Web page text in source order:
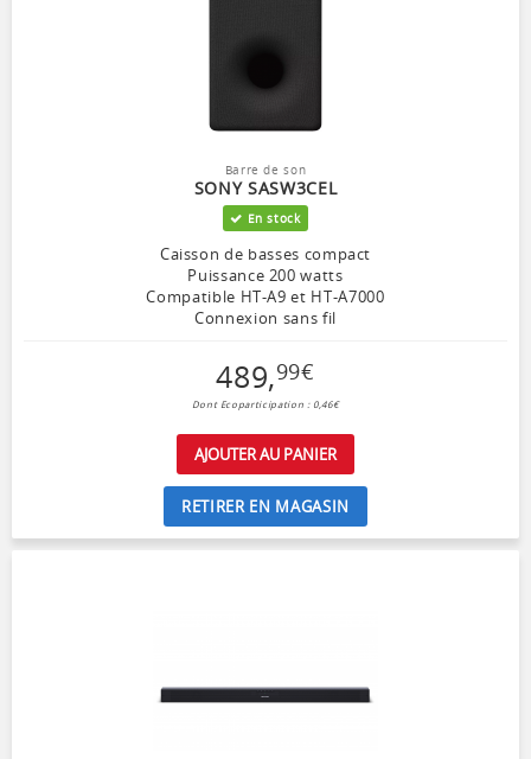
Barre de son
SONY SASW3CEL
En stock
Caisson de basses compact
Puissance 200 watts
Compatible HT-A9 et HT-A7000
Connexion sans fil
489,99€
Dont Ecoparticipation : 0,46€
AJOUTER AU PANIER
RETIRER EN MAGASIN